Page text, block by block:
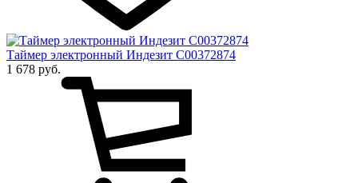
Таймер электронный Индезит C00372874
1 678 руб.